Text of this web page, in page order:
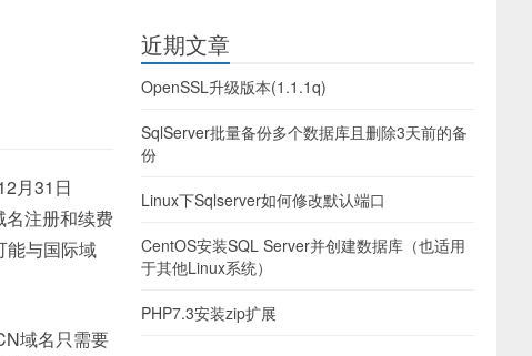
月31日
注册和续费
能与国际域
域名只需要
近期文章
OpenSSL升级版本(1.1.1q)
SqlServer批量备份多个数据库且删除3天前的备
份
Linux下Sqlserver如何修改默认端口
CentOS安装SQL Server并创建数据库（也适用
于其他Linux系统）
PHP7.3安装zip扩展